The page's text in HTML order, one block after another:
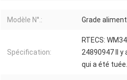
Modèle N°.: Grade
Spécification:
RTECS:
24890947 Il y
qui a été tuée.